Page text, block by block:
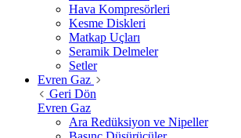
Hava Kompresörleri
Kesme Diskleri
Matkap Uçları
Seramik Delmeler
Setler
Evren Gaz
Geri Dön
Evren Gaz
Ara Redüksiyon ve Nipeller